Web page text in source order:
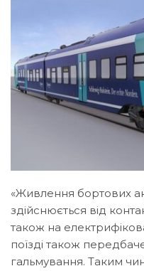
«Живлення бортових
здійснюється від
також на
поїзді також
гальмування. Таким